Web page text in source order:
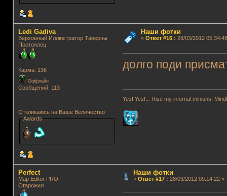
Ledi Gadiva
Верховный Иллюстратор Таверны
Постоялец
Карма: 136
Оффлайн
Сообщений: 113
Откликаюсь на Ваше Величество
Awards
Наши фотки
« Ответ #16: 28/03/2012
долго поди
Yes! Yes!... Rise my infernal minions!
Perfect
Map Editor PRO
Старожил
Наши фотки
« Ответ #17: 28/03/2012 09:14:22 »